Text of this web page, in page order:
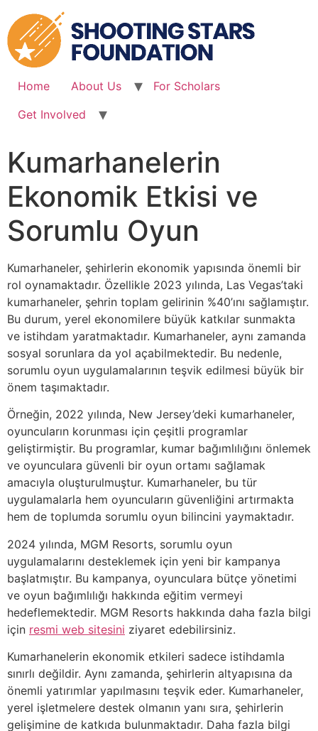
to
content
Home About Us
For Scholars
Get Involved
Kumarhanelerin
Ekonomik Etkisi ve
Sorumlu Oyun
Kumarhaneler, şehirlerin ekonomik yapısında önemli bir
rol oynamaktadır. Özellikle 2023 yılında, Las Vegas’taki
kumarhaneler, şehrin toplam gelirinin %40’ını sağlamıştır.
Bu durum, yerel ekonomilere büyük katkılar sunmakta
ve istihdam yaratmaktadır. Kumarhaneler, aynı zamanda
sosyal sorunlara da yol açabilmektedir. Bu nedenle,
sorumlu oyun uygulamalarının teşvik edilmesi büyük bir
önem taşımaktadır.
Örneğin, 2022 yılında, New Jersey’deki kumarhaneler,
oyuncuların korunması için çeşitli programlar
geliştirmiştir. Bu programlar, kumar bağımlılığını önlemek
ve oyunculara güvenli bir oyun ortamı sağlamak
amacıyla oluşturulmuştur. Kumarhaneler, bu tür
uygulamalarla hem oyuncuların güvenliğini artırmakta
hem de toplumda sorumlu oyun bilincini yaymaktadır.
2024 yılında, MGM Resorts, sorumlu oyun
uygulamalarını desteklemek için yeni bir kampanya
başlatmıştır. Bu kampanya, oyunculara bütçe yönetimi
ve oyun bağımlılığı hakkında eğitim vermeyi
hedeflemektedir. MGM Resorts hakkında daha fazla bilgi
için resmi web sitesini ziyaret edebilirsiniz.
Kumarhanelerin ekonomik etkileri sadece istihdamla
sınırlı değildir. Aynı zamanda, şehirlerin altyapısına da
önemli yatırımlar yapılmasını teşvik eder. Kumarhaneler,
yerel işletmelere destek olmanın yanı sıra, şehirlerin
gelişimine de katkıda bulunmaktadır. Daha fazla bilgi